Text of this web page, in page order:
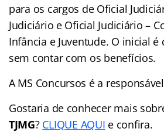
para os cargos de Oficial
Judiciário e Oficial Judiciário –
Infância e Juventude. O inicial é
sem contar com os benefícios.
A MS Concursos é a
Gostaria de conhecer mais
TJMG? CLIQUE AQUI e confira.